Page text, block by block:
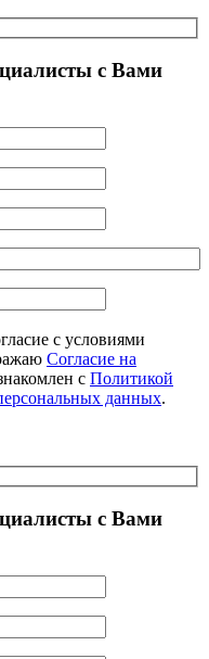
с Вами
с условиями
Согласие на
с Политикой
данных.
с Вами